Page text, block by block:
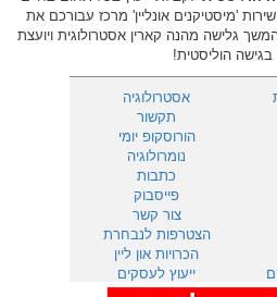
'מיסטיקנים אונליין' מרכז עבורכם את
גלישה מהנה קארין אסטרולוגית ויועצת
הוליסטית!
אסטרולוגיה
תקשור
הורוסקופ יומי
נומרולוגיה
כתבות
פייסבוק
צור קשר
הצטרפות לנבחרת
הכרויות און ליין
ייעוץ לעסקים
מענה טלפוני 24 שעות